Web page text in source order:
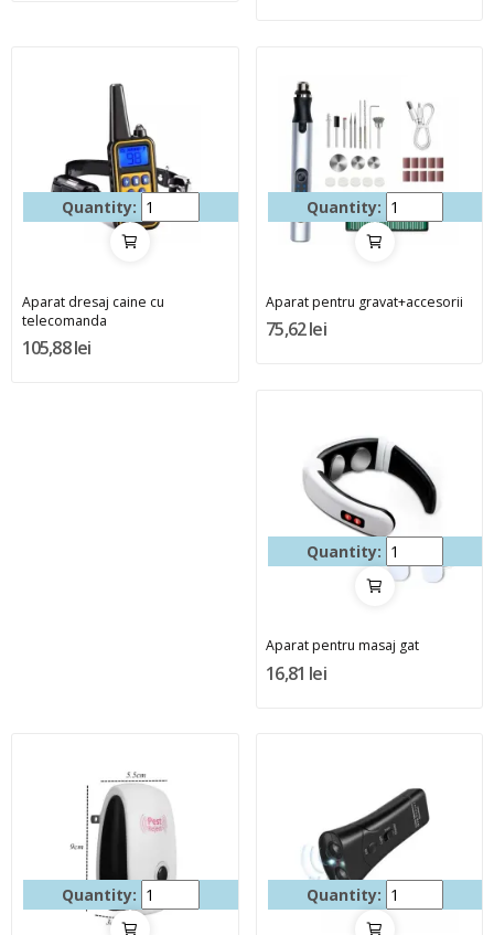
Quantity:
Aparat dresaj caine cu
telecomanda
105,88 lei
Quantity:
Aparat pentru gravat+accesorii
75,62 lei
Quantity:
Aparat pentru masaj gat
16,81 lei
Quantity: Quantity: